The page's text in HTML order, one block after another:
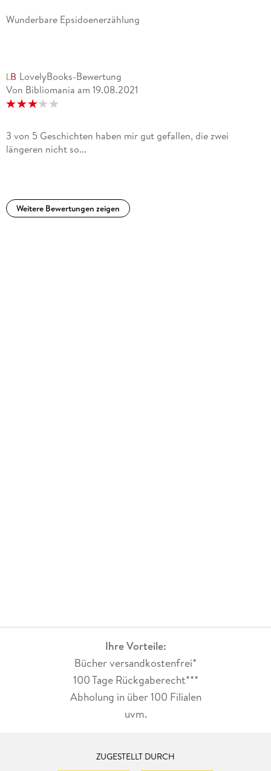
freundin, 05/2017
anderen Menschen zu öffnen." Brigitte Neumann, SWR 2, Die
Buchkritik - Forum Buch, 12. 02. 17
Wunderbare Epsidoenerzählung
LovelyBooks-Bewertung
Von Bibliomania am 19.08.2021
3 von 5 Geschichten haben mir gut gefallen, die zwei
längeren nicht so...
Weitere Bewertungen zeigen
Ihre Vorteile:
Bücher versandkostenfrei*
100 Tage Rückgaberecht***
Abholung in über 100 Filialen
uvm.
ZUGESTELLT DURCH